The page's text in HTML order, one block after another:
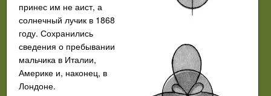
принес им не аист, а
солнечный лучик в 1868
году. Сохранились
сведения о пребывании
мальчика в Италии,
Америке и, наконец, в
Лондоне.